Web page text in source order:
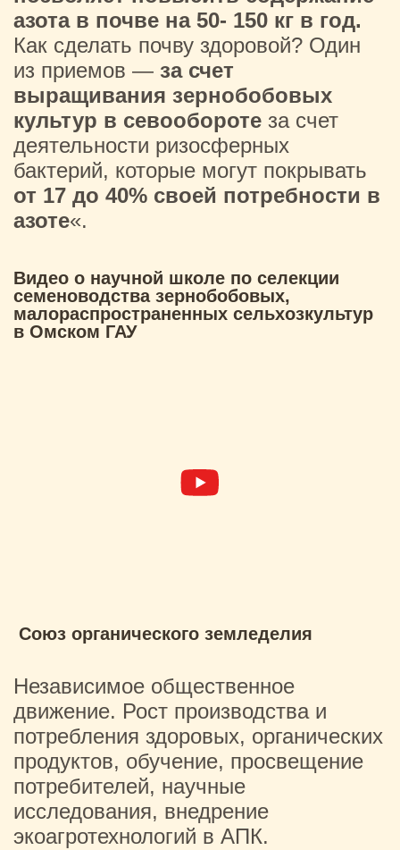
азота в почве на 50- 150 кг в год.
Как сделать почву здоровой? Один
из приемов — за счет
выращивания зернобобовых
культур в севообороте за счет
деятельности ризосферных
бактерий, которые могут покрывать
от 17 до 40% своей потребности в
азоте«.
Видео о научной школе по селекции
семеноводства зернобобовых,
малораспространенных сельхозкультур
в Омском ГАУ
Союз органического земледелия
Независимое общественное
движение. Рост производства и
потребления здоровых, органических
продуктов, обучение, просвещение
потребителей, научные
исследования, внедрение
экоагротехнологий в АПК.